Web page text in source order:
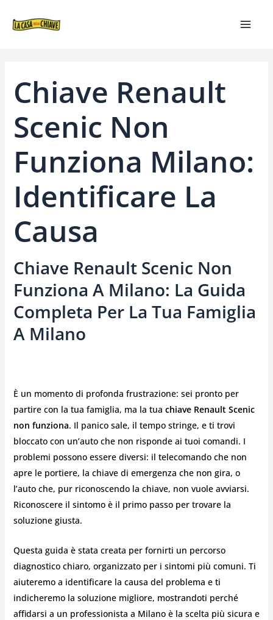
Chiave Renault
Scenic Non
Funziona Milano:
Identificare La
Causa
Chiave Renault Scenic Non
Funziona A Milano: La Guida
Completa Per La Tua Famiglia
A Milano
È un momento di profonda frustrazione: sei pronto per
partire con la tua famiglia, ma la tua chiave Renault Scenic
non funziona. Il panico sale, il tempo stringe, e ti trovi
bloccato con un’auto che non risponde ai tuoi comandi. I
problemi possono essere diversi: il telecomando che non
apre le portiere, la chiave di emergenza che non gira, o
l’auto che, pur riconoscendo la chiave, non vuole avviarsi.
Riconoscere il sintomo è il primo passo per trovare la
soluzione giusta.
Questa guida è stata creata per fornirti un percorso
diagnostico chiaro, organizzato per i sintomi più comuni. Ti
aiuteremo a identificare la causa del problema e ti
indicheremo la soluzione migliore, mostrandoti perché
affidarsi a un professionista a Milano è la scelta più sicura e
ARTICOLI